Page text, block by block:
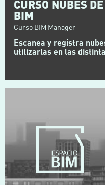
CURSO NUBES
BIM
Curso BIM Manager
Escanea y registra
utilizarlas en las